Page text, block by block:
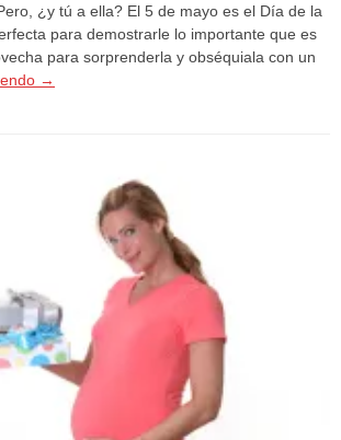
¿y tú a ella? El 5 de mayo es el Día de la
para demostrarle lo importante que es
para sorprenderla y obséquiala con un
→